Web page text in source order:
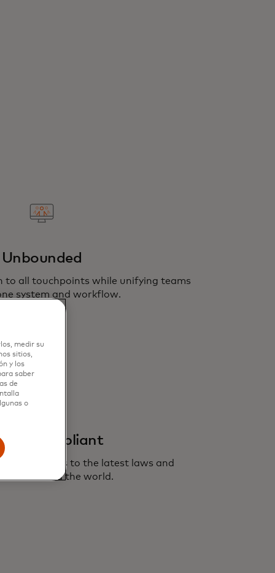
Unbounded
to all touchpoints while unifying teams
system and workflow.
compliant
Yield adheres to the latest laws and
around the world.
medir su
sitios,
y los
saber
de
o